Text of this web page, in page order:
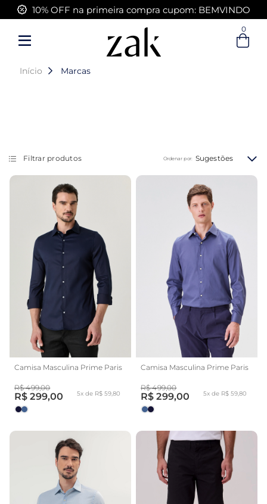
Entre com email ou cpf/cnpj
10% OFF na primeira compra cupom: BEMVINDO
0
Início Marcas
Filtrar produtos Sugestões
Ordenar por:
Camisa Masculina Prime Paris
R$ 499,00
R$ 299,00 5x de R$ 59,80
Camisa Masculina Prime Paris
R$ 499,00
R$ 299,00 5x de R$ 59,80